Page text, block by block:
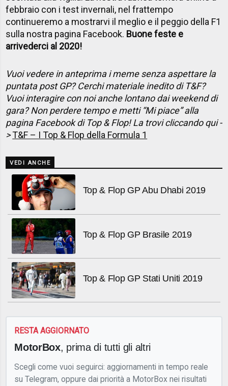
febbraio con i test invernali, nel frattempo
continueremo a mostrarvi il meglio e il peggio della F1
sulla nostra pagina Facebook. Buone feste e
arrivederci al 2020!
Vuoi vedere in anteprima i meme senza aspettare la
puntata post GP? Cerchi materiale inedito di T&F?
Vuoi interagire con noi anche lontano dai weekend di
gara? Non perdere tempo e metti “Mi piace” alla
pagina Facebook di Top & Flop! La trovi cliccando qui -
>T&F – I Top & Flop della Formula 1
VEDI ANCHE
Top & Flop GP Abu Dhabi 2019
Top & Flop GP Brasile 2019
Top & Flop GP Stati Uniti 2019
RESTA AGGIORNATO
MotorBox, prima di tutti gli altri
Scegli come vuoi seguirci: aggiornamenti in tempo reale
su Telegram, oppure dai priorità a MotorBox nei risultati